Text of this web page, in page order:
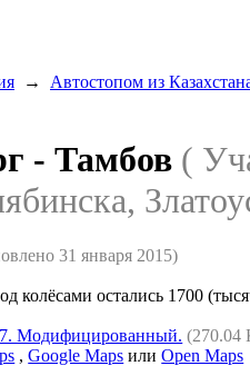
→ Автостопом из
- Тамбов (
31 января 2015)
колёсами остались 1700
Модифицированный. (270.04
,Google Maps илиOpen Maps